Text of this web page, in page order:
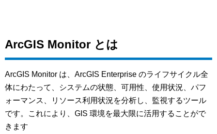
ArcGIS Monitor とは
ArcGIS Monitor は、ArcGIS Enterprise のライフサイクル全
体にわたって、システムの状態、可用性、使用状況、パフ
ォーマンス、リソース利用状況を分析し、監視するツール
です。これにより、GIS 環境を最大限に活用することがで
きます